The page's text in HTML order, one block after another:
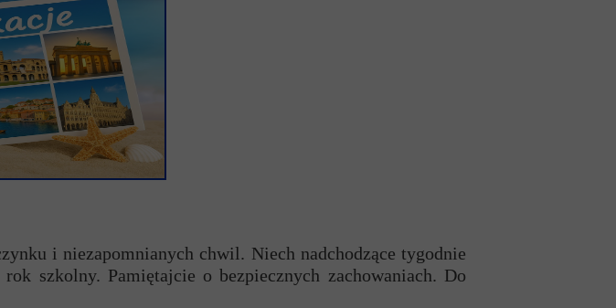
i niezapomnianych chwil. Niech nadchodzące tygodnie
szkolny. Pamiętajcie o bezpiecznych zachowaniach. Do
Wymiana polsko-portugalska